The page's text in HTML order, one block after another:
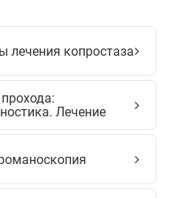
лечения копростаза
Лечение